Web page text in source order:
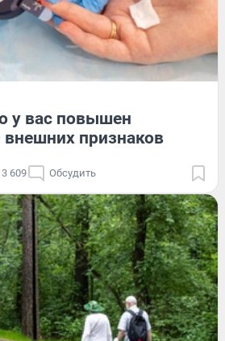
у вас повышен
внешних признаков
3 609 Обсудить